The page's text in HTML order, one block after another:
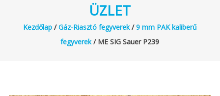
ÜZLET
Kezdőlap/Gáz-Riasztó fegyverek/9 mm PAK kaliberű
fegyverek/ ME SIG Sauer P239